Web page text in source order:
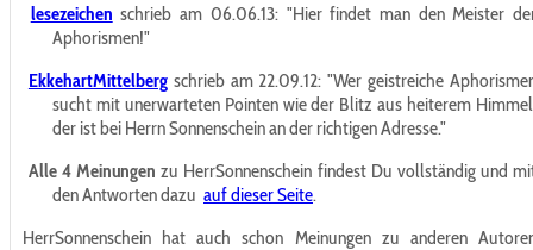
lesezeichen schrieb am 06.06.13: "Hier findet man den Meister
Aphorismen!"
EkkehartMittelbergschrieb am 22.09.12:"Wer geistreiche
sucht mit unerwarteten Pointen wie der Blitz aus heiterem
der ist bei Herrn Sonnenschein an der richtigen Adresse."
Alle 4 Meinungen zu HerrSonnenschein findest Du vollständig und
den Antworten dazu auf dieser Seite.
HerrSonnenschein hat auch schon Meinungen zu anderen